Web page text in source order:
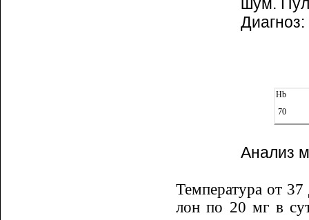
Hb
70
Анализ
Температура от
лон по 20 мг в